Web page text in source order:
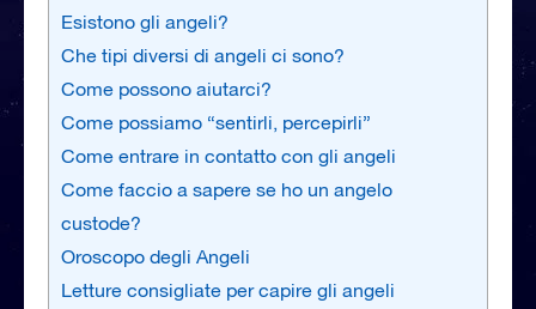
Esistono gli angeli?
Che tipi diversi di angeli ci sono?
Come possono aiutarci?
Come possiamo “sentirli, percepirli”
Come entrare in contatto con gli angeli
Come faccio a sapere se ho un angelo
custode?
Oroscopo degli Angeli
Letture consigliate per capire gli angeli